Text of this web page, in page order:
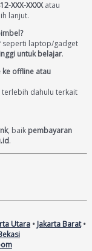
XXX-XXXXatau
lanjut.
seperti laptop/gadget
untuk belajar.
offline atau
terlebih dahulu terkait
, baik pembayaran
.
Utara • Jakarta Barat•